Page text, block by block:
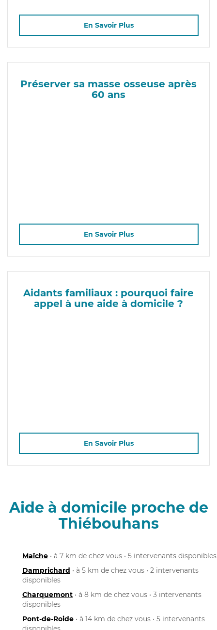
En Savoir Plus
Préserver sa masse osseuse après
60 ans
En Savoir Plus
Aidants familiaux : pourquoi faire
appel à une aide à domicile ?
En Savoir Plus
Aide à domicile proche de
Thiébouhans
Maîche • à 7 km de chez vous • 5 intervenants disponibles
Damprichard • à 5 km de chez vous • 2 intervenants
disponibles
Charquemont • à 8 km de chez vous • 3 intervenants
disponibles
Pont-de-Roide • à 14 km de chez vous • 5 intervenants